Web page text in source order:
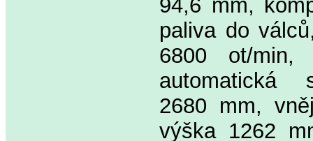
94,6 mm,
paliva do
6800 ot/
automatická
2680 mm,
výška 1262